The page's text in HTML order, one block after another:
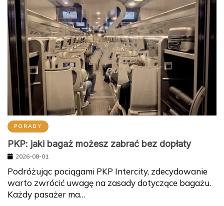
PORADY
PKP: jaki bagaż możesz zabrać bez dopłaty
2026-08-01
Podróżując pociągami PKP Intercity, zdecydowanie
warto zwrócić uwagę na zasady dotyczące bagażu.
Każdy pasażer ma…